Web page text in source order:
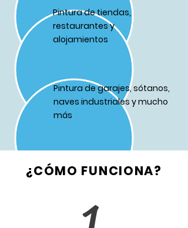
Pintura de tiendas,
restaurantes y
alojamientos
Pintura de garajes, sótanos,
naves industriales y mucho
más
¿CÓMO FUNCIONA?